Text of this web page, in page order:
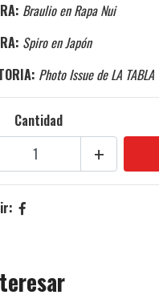
Braulio en Rapa Nui
Spiro en Japón
Photo Issue de LA TABLA
Cantidad
+